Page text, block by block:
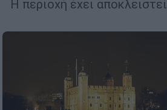
Η περιοχή έχει αποκλειστεί